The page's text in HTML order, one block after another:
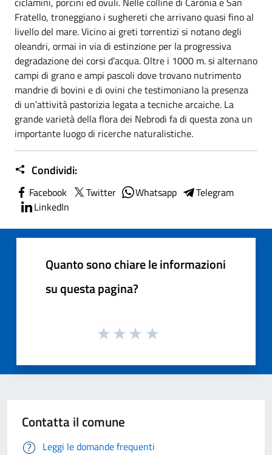
Fratello, troneggiano i sughereti che arrivano quasi fino al
livello del mare. Vicino ai greti torrentizi si notano degli
oleandri, ormai in via di estinzione per la progressiva
degradazione dei corsi d’acqua. Oltre i 1000 m. si alternano
campi di grano e ampi pascoli dove trovano nutrimento
mandrie di bovini e di ovini che testimoniano la presenza
di un’attività pastorizia legata a tecniche arcaiche. La
grande varietà della flora dei Nebrodi fa di questa zona un
importante luogo di ricerche naturalistiche.
Condividi:
Facebook Twitter Whatsapp
Telegram
LinkedIn
Quanto sono chiare le informazioni
su questa pagina?
Contatta il comune
Leggi le domande frequenti